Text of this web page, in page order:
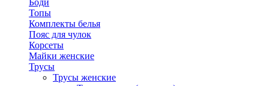
Боди
Топы
Комплекты белья
Пояс для чулок
Корсеты
Майки женские
Трусы
Трусы женские